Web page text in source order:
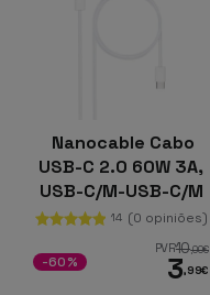
Nanocable Cabo
USB-C 2.0 60W 3A,
USB-C/M-USB-C/M
Branco
14 (0 opiniões)
PVR10,00€
3,99€
-60%